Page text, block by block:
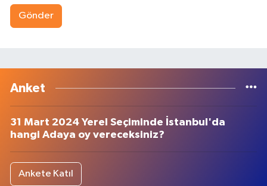
Gönder
Anket
31 Mart 2024 Yerel Seçiminde İstanbul'da
hangi Adaya oy vereceksiniz?
Ankete Katıl